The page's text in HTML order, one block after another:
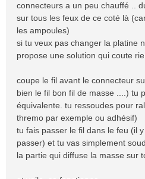
connecteurs a un peu chauffé ..
sur tous les feux de ce coté là
les ampoules)
si tu veux pas changer la platine
propose une solution qui coute
coupe le fil avant le connecteur
bien le fil bon fil de masse ....) tu
équivalente. tu ressoudes pour
thremo par exemple ou adhésif)
tu fais passer le fil dans le feu (il
passer) et tu vas simplement
la partie qui diffuse la masse sur